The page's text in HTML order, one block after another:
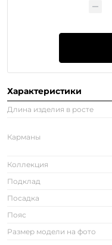
Характеристики
Длина изделия в росте
Карманы
Коллекция
Подклад
Посадка
Пояс
Размер модели на фото